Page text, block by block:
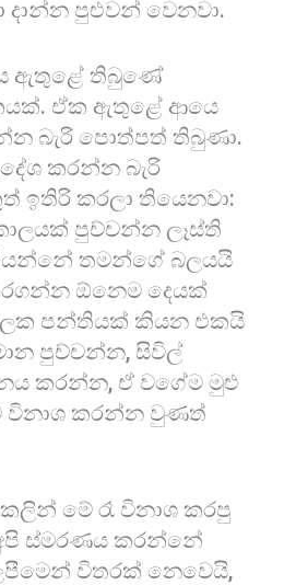
දාන්න පුළුවන් වෙනවා.
ඇතුළේ තිබුණේ
ඒක ඇතුළේ ආයෙ
බැරි පොත්පත් තිබුණා.
කරන්න බැරි
ඉතිරි කරලා තියෙනවා:
පුච්චන්න ලෑස්ති
තමන්ගේ බලයයි
ඕනෙම දෙයක්
පන්තියක් කියන එකයි
පුච්චන්න, සිවිල්
කරන්න, ඒ වගේම මුළු
කරන්න වුණත්
මේ රෑ විනාශ කරපු
ස්මරණය කරන්නේ
විතරක් නෙවෙයි,